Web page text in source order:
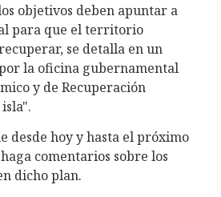
objetivos deben apuntar a
para que el territorio
se detalla en un
la oficina gubernamental
y de Recuperación
desde hoy y hasta el próximo
comentarios sobre los
dicho plan.